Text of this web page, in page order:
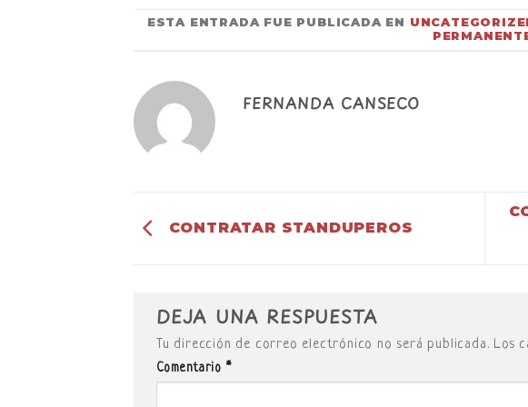
ESTA ENTRADA FUE PUBLICADA EN
FERNANDA CANSECO
CONTRATAR STANDUPEROS
DEJA UNA RESPUESTA
Tu dirección de correo electrónico no será publicada. Los
Comentario *